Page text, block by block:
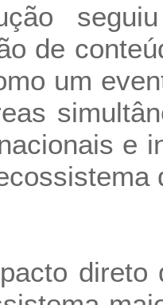
de
um
e